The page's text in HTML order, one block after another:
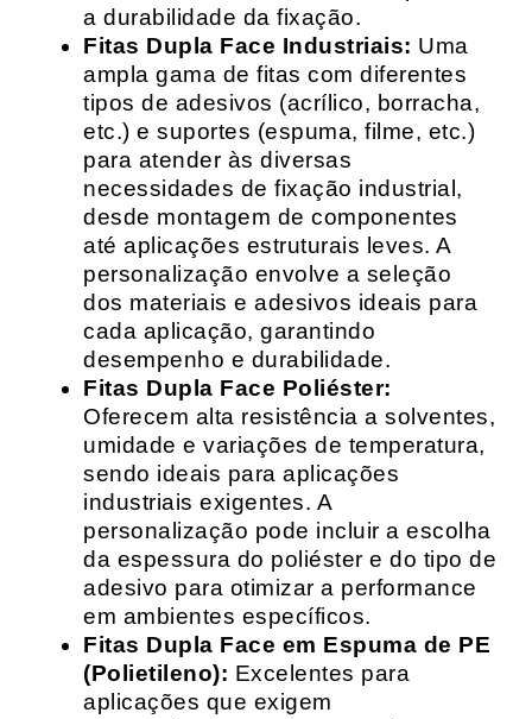
a durabilidade da fixação.
Fitas Dupla Face Industriais: Uma
ampla gama de fitas com diferentes
tipos de adesivos (acrílico, borracha,
etc.) e suportes (espuma, filme, etc.)
para atender às diversas
necessidades de fixação industrial,
desde montagem de componentes
até aplicações estruturais leves. A
personalização envolve a seleção
dos materiais e adesivos ideais para
cada aplicação, garantindo
desempenho e durabilidade.
Fitas Dupla Face Poliéster:
Oferecem alta resistência a solventes,
umidade e variações de temperatura,
sendo ideais para aplicações
industriais exigentes. A
personalização pode incluir a escolha
da espessura do poliéster e do tipo de
adesivo para otimizar a performance
em ambientes específicos.
Fitas Dupla Face em Espuma de PE
(Polietileno): Excelentes para
aplicações que exigem